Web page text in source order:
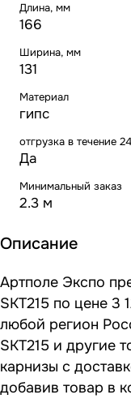
Длина, мм
166
Ширина, мм
131
Материал
гипс
отгрузка в течение
Да
Минимальный заказ
2.3 м
Описание
Артполе Экспо
SKT215 по цене 3
любой регион
SKT215 и другие
карнизы с
добавив товар в